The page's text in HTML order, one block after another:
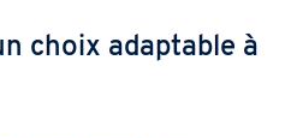
choix adaptable à